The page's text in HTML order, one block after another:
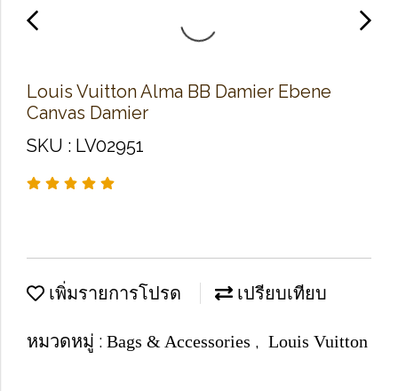
Louis Vuitton Alma BB Damier Ebene
Canvas Damier
SKU : LV02951
เพิ่มรายการโปรด เปรียบเทียบ
หมวดหมู่ : Bags & Accessories , Louis Vuitton